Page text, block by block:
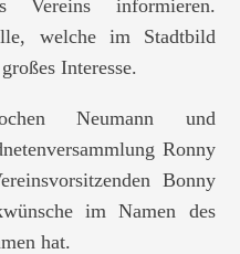
Vereins informieren.
welche im Stadtbild
Interesse.
Neumann und
Ronny
Bonny
im Namen des
hat.